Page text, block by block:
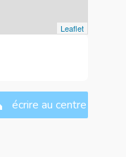
Leaflet
écrire au centre